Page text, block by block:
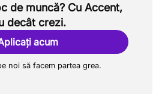
40 de ore, cu acorduri
de spitalizare astfel
medicale să fie acoperite
necesar.
de muncă? Cu Accent,
decât crezi.
acum
noi să facem partea grea.